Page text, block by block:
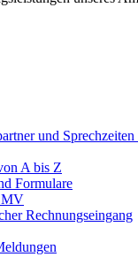
und
A bis Z
Formulare
Rechnungseingang